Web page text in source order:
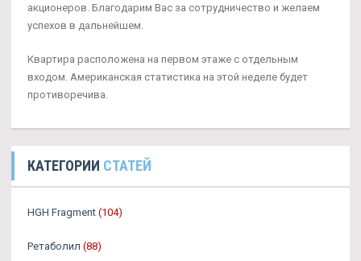
акционеров. Благодарим Вас за сотрудничество и желаем
успехов в дальнейшем.
Квартира расположена на первом этаже с отдельным
входом. Американская статистика на этой неделе будет
противоречива.
КАТЕГОРИИ СТАТЕЙ
HGH Fragment (104)
Ретаболил (88)